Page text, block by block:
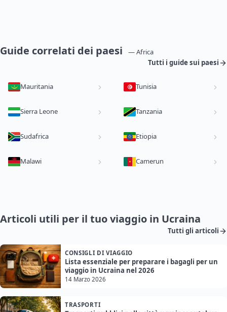
Guide correlati dei paesi
— Africa
Tutti i guide sui paesi
Mauritania Tunisia
Sierra Leone Tanzania
Sudafrica Etiopia
Malawi Camerun
Articoli utili per il tuo viaggio in Ucraina
Tutti gli articoli
CONSIGLI DI VIAGGIO
Lista essenziale per preparare i bagagli per un
viaggio in Ucraina nel 2026
14 Marzo 2026
TRASPORTI